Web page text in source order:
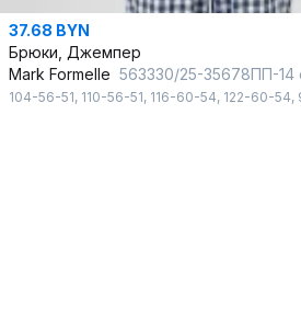
37.68 BYN
Брюки, Джемпер
Mark Formelle 563330/25-35678ПП-14
104-56-51, 110-56-51, 116-60-54, 122-60-54,